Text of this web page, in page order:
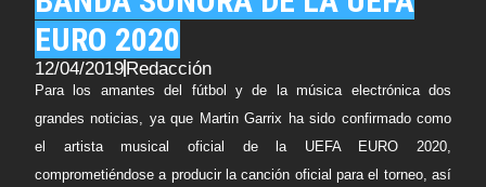
EURO 2020
12/04/2019Redacción
Para los amantes del fútbol y de la música electrónica dos
grandes noticias, ya que Martin Garrix ha sido confirmado como
el artista musical oficial de la UEFA EURO 2020,
comprometiéndose a producir la canción oficial para el torneo, así